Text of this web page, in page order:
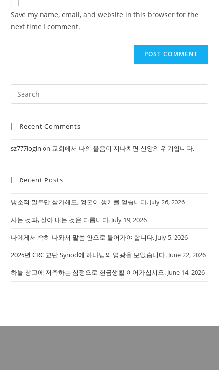
comment
URL
(optional)
Save my name, email, and website in this browser for the
next time I comment.
Recent Comments
sz777login on 교회에서 나의 옳음이 지나치면 신앙의 위기입니다.
Recent Posts
냉소적 말투만 삼가해도, 영혼이 생기를 얻습니다. July 26, 2026
사는 것과, 살아 내는 것은 다릅니다. July 19, 2026
나에게서 속히 나와서 말씀 안으로 들어가야 합니다. July 5, 2026
2026년 CRC 교단 Synod에 하나님의 영광을 보았습니다. June 22, 2026
하늘 창고에 저축하는 심정으로 헌금생활 이어가십시오. June 14, 2026